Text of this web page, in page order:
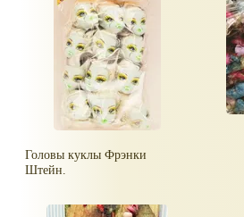
Головы куклы Фрэнки
Штейн.